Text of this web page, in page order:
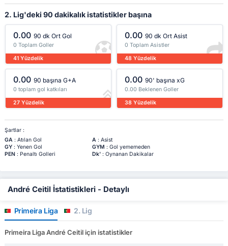
2. Lig'deki 90 dakikalık istatistikler başına
0.00 90 dk Ort Gol
0 Toplam Goller
41 Yüzdelik
0.00 90 dk Ort Asist
0 Toplam Asistler
48 Yüzdelik
0.00 90 başına G+A
0 toplam gol katkıları
27 Yüzdelik
0.00 90' başına xG
0.00 Beklenen Goller
38 Yüzdelik
Şartlar :
GA: Atılan Gol A: Asist
GY: Yenen Gol GYM : Gol yememeden
PEN: Penaltı Golleri Dk': Oynanan Dakikalar
André Ceitil İstatistikleri - Detaylı
Primeira Liga 2. Lig
Primeira Liga André Ceitil için istatistikler